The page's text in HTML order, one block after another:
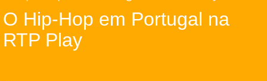
O Hip-Hop em Portugal na
RTP Play